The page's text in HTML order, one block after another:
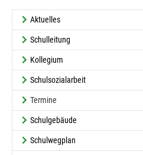
Aktuelles
Schulleitung
Kollegium
Schulsozialarbeit
Termine
Schulgebäude
Schulwegplan